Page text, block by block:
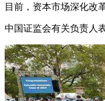
目前，资本市场深化改
中国证监会有关负责人